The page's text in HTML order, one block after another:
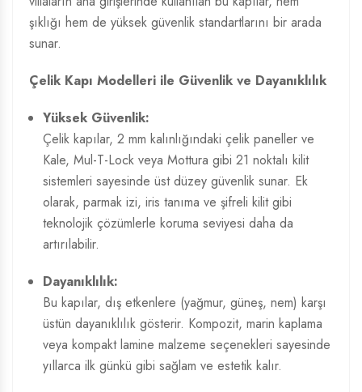
şıklığı hem de yüksek güvenlik standartlarını bir arada
sunar.
Çelik Kapı Modelleri ile Güvenlik ve Dayanıklılık
Yüksek Güvenlik:
Çelik kapılar, 2 mm kalınlığındaki çelik paneller ve
Kale, Mul-T-Lock veya Mottura gibi 21 noktalı kilit
sistemleri sayesinde üst düzey güvenlik sunar. Ek
olarak, parmak izi, iris tanıma ve şifreli kilit gibi
teknolojik çözümlerle koruma seviyesi daha da
artırılabilir.
Dayanıklılık:
Bu kapılar, dış etkenlere (yağmur, güneş, nem) karşı
üstün dayanıklılık gösterir. Kompozit, marin kaplama
veya kompakt lamine malzeme seçenekleri sayesinde
yıllarca ilk günkü gibi sağlam ve estetik kalır.